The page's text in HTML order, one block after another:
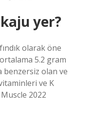
yer?
olarak öne
ortalama 5.2 gram
benzersiz olan ve
ve K
2022